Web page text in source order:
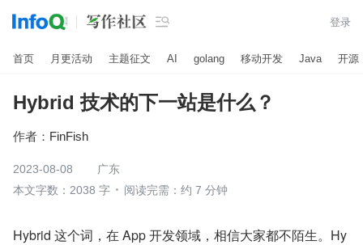
 登录
首页 月更活动 主题征文 AI golang 移动开发 Java 开源
Hybrid 技术的下一站是什么？
作者： FinFish
2023-08-08
广东
本文字数：2038 字
阅读完需：约 7 分钟
Hybrid 这个词，在 App 开发领域，相信大家都不陌生。Hy